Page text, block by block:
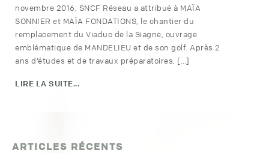
novembre 2016, SNCF Réseau a attribué à MAÏA
SONNIER et MAÏA FONDATIONS, le chantier du
remplacement du Viaduc de la Siagne, ouvrage
emblématique de MANDELIEU et de son golf. Après 2
ans d’études et de travaux préparatoires, […]
LIRE LA SUITE...
ARTICLES RÉCENTS